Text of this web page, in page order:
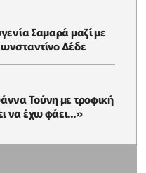
Σαμαρά μαζί με
Δέδε
Τούνη με τροφική
να έχω φάει...»